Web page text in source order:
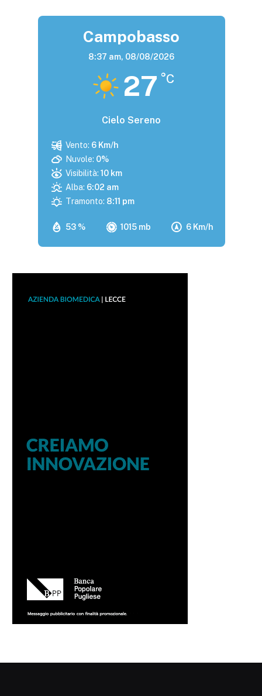
Campobasso
8:37 am, 08/08/2026
27 °C
Cielo Sereno
53 % 1015 mb 6 Km/h
Vento: 6 Km/h
Nuvole: 0%
Visibilità: 10 km
Alba: 6:02 am
Tramonto: 8:11 pm